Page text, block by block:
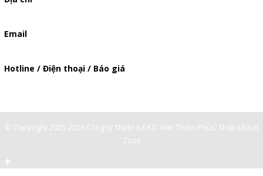
Email
Hotline / Điện thoại / Báo giá
© Copyright 2025-2026 Công ty TNHH SX KD XNK Thiên Phúc. Thiết kế bởi
Zozo